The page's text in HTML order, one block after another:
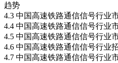
趋势
4.3 中国高速铁路通信信号行业
4.4 中国高速铁路通信信号行业
4.5 中国高速铁路通信信号行业
4.6 中国高速铁路通信信号行业
4.7 中国高速铁路通信信号行业